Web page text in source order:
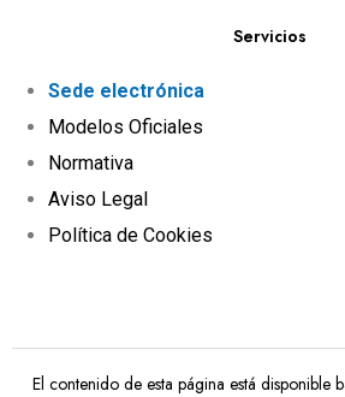
Servicios
Sede electrónica
Modelos Oficiales
Normativa
Aviso Legal
Política de Cookies
El contenido de esta página está disponible